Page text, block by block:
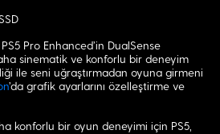
Pro Enhanced’in DualSense
sinematik ve konforlu bir deneyim
ile seni uğraştırmadan oyuna girmeni
’da grafik ayarlarını özelleştirme ve
konforlu bir oyun deneyimi için PS5,